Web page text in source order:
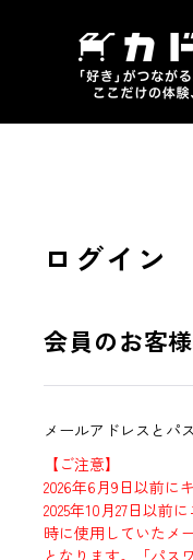
ログイン
会員のお客様
メールアドレスとパ
【ご注意】
2026年6月9日以前に
2025年10月27日以前
時に使用していたメ
となります。「パス